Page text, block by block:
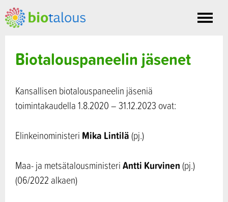
Toggle
Biotalouspaneelin jäsenet
Kansallisen biotalouspaneelin jäseniä
toimintakaudella 1.8.2020 – 31.12.2023 ovat:
Elinkeinoministeri Mika Lintilä (pj.)
Maa- ja metsätalousministeriAntti Kurvinen (pj.)
(06/2022 alkaen)